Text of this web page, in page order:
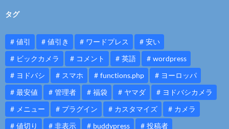
タグ
値引 値引き ワードプレス
安い
ビックカメラ
コメント 英語
wordpress
ヨドバシ
スマホ functions.php
ヨーロッパ
最安値
管理者 福袋 ヤマダ
ヨドバシカメラ
メニュー
プラグイン カスタマイズ
カメラ
値切り
非表示 buddypress 投稿者